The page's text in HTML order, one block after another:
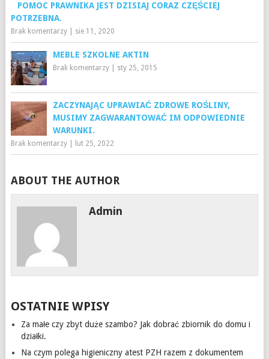
POMOC PRAWNIKA JEST DZISIAJ CORAZ CZĘŚCIEJ
POTRZEBNA.
Brak komentarzy| sie 11, 2020
MEBLE SZKOLNE AKTIN
Brak komentarzy| sty 25, 2015
ZACZYNAJĄC UPRAWIAĆ ZDROWE ROŚLINY,
MUSIMY ZAGWARANTOWAĆ IM ODPOWIEDNIE
WARUNKI.
Brak komentarzy| lut 25, 2022
ABOUT THE AUTHOR
Admin
OSTATNIE WPISY
Za małe czy zbyt duże szambo? Jak dobrać zbiornik do domu i
działki.
Na czym polega higieniczny atest PZH razem z dokumentem